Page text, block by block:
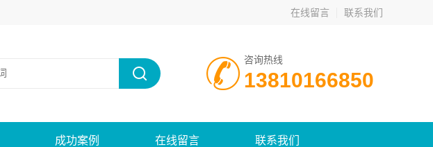
在线留言 联系我们
咨询热线
13810166850
成功案例 在线留言 联系我们